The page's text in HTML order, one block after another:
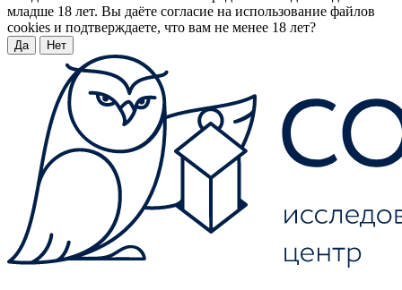
младше 18 лет. Вы даёте согласие на использование файлов
cookies и подтверждаете, что вам не менее 18 лет?
Да Нет